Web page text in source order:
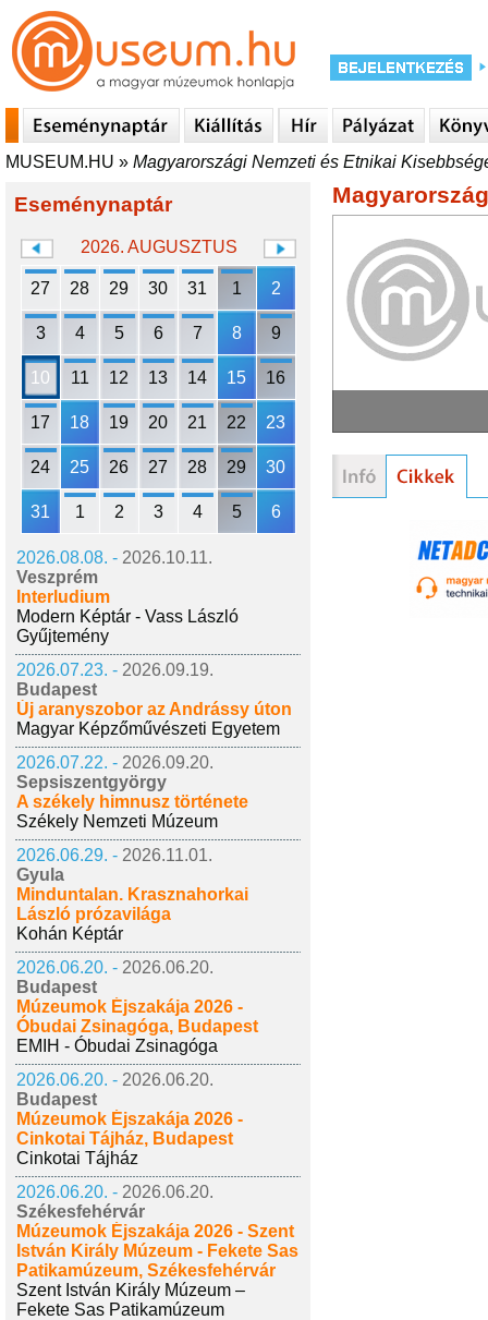
MUSEUM.HU » Magyarországi Nemzeti és Etnikai
Eseménynaptár
2026. AUGUSZTUS
27 28 29 30 31 1 2
3 4 5 6 7 8 9
10 11 12 13 14 15 16
17 18 19 20 21 22 23
24 25 26 27 28 29 30
31 1 2 3 4 5 6
2026.08.08. - 2026.10.11.
Veszprém
Interludium
Modern Képtár - Vass László
Gyűjtemény
2026.07.23. - 2026.09.19.
Budapest
Új aranyszobor az Andrássy úton
Magyar Képzőművészeti Egyetem
2026.07.22. - 2026.09.20.
Sepsiszentgyörgy
A székely himnusz története
Székely Nemzeti Múzeum
2026.06.29. - 2026.11.01.
Gyula
Minduntalan. Krasznahorkai
László prózavilága
Kohán Képtár
2026.06.20. - 2026.06.20.
Budapest
Múzeumok Éjszakája 2026 -
Óbudai Zsinagóga, Budapest
EMIH - Óbudai Zsinagóga
2026.06.20. - 2026.06.20.
Budapest
Múzeumok Éjszakája 2026 -
Cinkotai Tájház, Budapest
Cinkotai Tájház
2026.06.20. - 2026.06.20.
Székesfehérvár
Múzeumok Éjszakája 2026 - Szent
István Király Múzeum - Fekete Sas
Patikamúzeum, Székesfehérvár
Szent István Király Múzeum –
Fekete Sas Patikamúzeum